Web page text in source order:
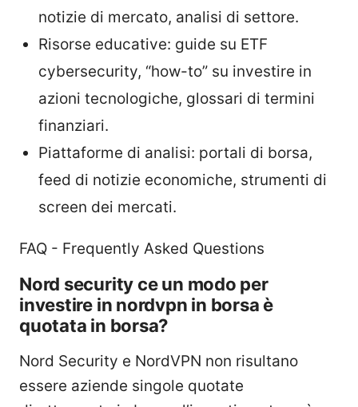
notizie di mercato, analisi di settore.
Risorse educative: guide su ETF
cybersecurity, “how-to” su investire in
azioni tecnologiche, glossari di termini
finanziari.
Piattaforme di analisi: portali di borsa,
feed di notizie economiche, strumenti di
screen dei mercati.
FAQ - Frequently Asked Questions
Nord security ce un modo per
investire in nordvpn in borsa è
quotata in borsa?
Nord Security e NordVPN non risultano
essere aziende singole quotate